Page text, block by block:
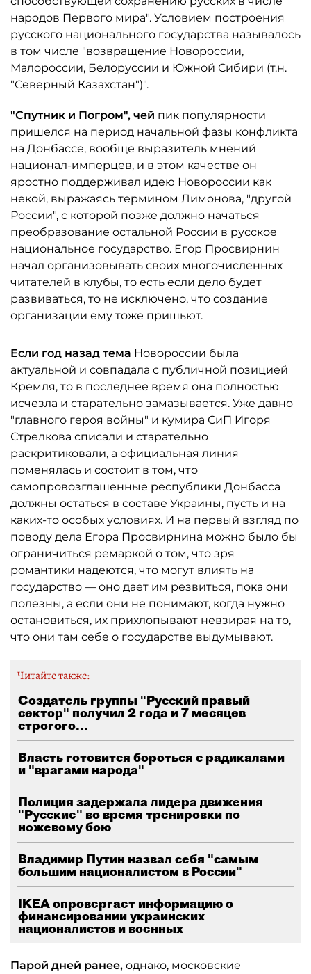
народов Первого мира". Условием построения
русского национального государства называлось
в том числе "возвращение Новороссии,
Малороссии, Белоруссии и Южной Сибири (т.н.
"Северный Казахстан")".
"Спутник и Погром", чей пик популярности
пришелся на период начальной фазы конфликта
на Донбассе, вообще выразитель мнений
национал-имперцев, и в этом качестве он
яростно поддерживал идею Новороссии как
некой, выражаясь термином Лимонова, "другой
России", с которой позже должно начаться
преобразование остальной России в русское
национальное государство. Егор Просвирнин
начал организовывать своих многочисленных
читателей в клубы, то есть если дело будет
развиваться, то не исключено, что создание
организации ему тоже пришьют.
Если год назад тема Новороссии была
актуальной и совпадала с публичной позицией
Кремля, то в последнее время она полностью
исчезла и старательно замазывается. Уже давно
"главного героя войны" и кумира СиП Игоря
Стрелкова списали и старательно
раскритиковали, а официальная линия
поменялась и состоит в том, что
самопровозглашенные республики Донбасса
должны остаться в составе Украины, пусть и на
каких-то особых условиях. И на первый взгляд по
поводу дела Егора Просвирнина можно было бы
ограничиться ремаркой о том, что зря
романтики надеются, что могут влиять на
государство — оно дает им резвиться, пока они
полезны, а если они не понимают, когда нужно
остановиться, их прихлопывают невзирая на то,
что они там себе о государстве выдумывают.
Читайте также:
Создатель группы "Русский правый
сектор" получил 2 года и 7 месяцев
строгого...
Власть готовится бороться с радикалами
и "врагами народа"
Полиция задержала лидера движения
"Русские" во время тренировки по
ножевому бою
Владимир Путин назвал себя "самым
большим националистом в России"
IKEA опровергает информацию о
финансировании украинских
националистов и военных
Парой дней ранее, однако, московские